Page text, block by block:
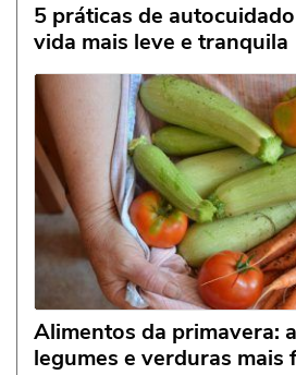
5 práticas de
vida mais leve e tranquila
Alimentos da primavera:
legumes e verduras mais